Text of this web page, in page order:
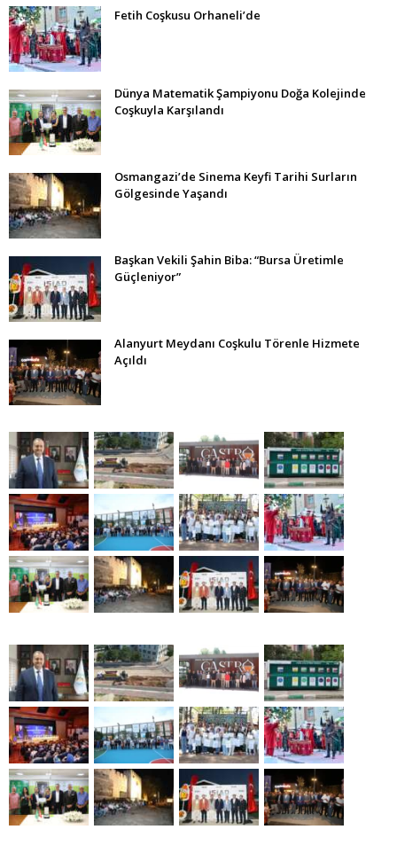
Fetih Coşkusu Orhaneli’de
Dünya Matematik Şampiyonu Doğa Kolejinde
Coşkuyla Karşılandı
Osmangazi’de Sinema Keyfi Tarihi Surların
Gölgesinde Yaşandı
Başkan Vekili Şahin Biba: “Bursa Üretimle
Güçleniyor”
Alanyurt Meydanı Coşkulu Törenle Hizmete
Açıldı